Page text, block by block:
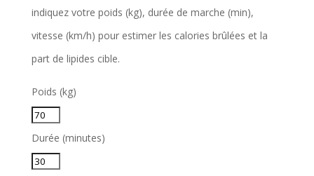
indiquez votre poids (kg), durée de marche (min),
vitesse (km/h) pour estimer les calories brûlées et la
part de lipides cible.
Poids (kg)
Durée (minutes)